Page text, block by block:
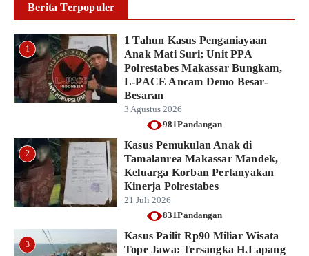
Berita Terpopuler
1
1 Tahun Kasus Penganiayaan
Anak Mati Suri; Unit PPA
Polrestabes Makassar Bungkam,
L-PACE Ancam Demo Besar-
Besaran
3 Agustus 2026
981Pandangan
2
Kasus Pemukulan Anak di
Tamalanrea Makassar Mandek,
Keluarga Korban Pertanyakan
Kinerja Polrestabes
21 Juli 2026
831Pandangan
3
Kasus Pailit Rp90 Miliar Wisata
Tope Jawa: Tersangka H.Lapang